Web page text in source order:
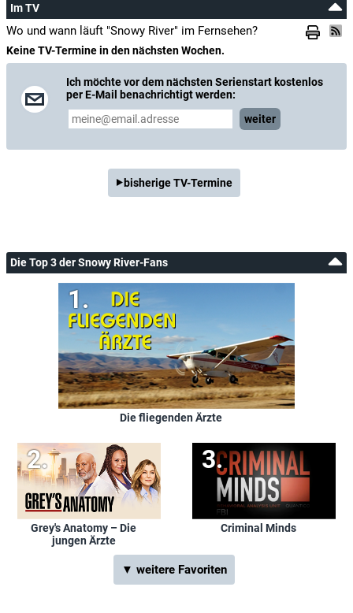
Im TV
Wo und wann läuft "Snowy River" im Fernsehen?
Keine TV-Termine in den nächsten Wochen.
Ich möchte vor dem nächsten Serienstart kostenlos
per E-Mail benachrichtigt werden:
weiter
bisherige TV-Termine
Die Top 3 der Snowy River-Fans
Die fliegenden Ärzte
Grey's Anatomy – Die
jungen Ärzte
Criminal Minds
▼ weitere Favoriten